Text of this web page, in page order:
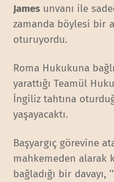
James unvanı ile
zamanda böylesi bir
oturuyordu.
Roma Hukukuna
yarattığı Teamül
İngiliz tahtına
yaşayacaktı.
Başyargıç görevine
mahkemeden alarak
bağladığı bir davayı,